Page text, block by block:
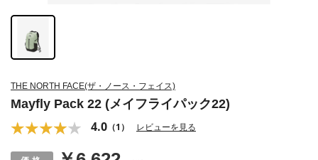
THE NORTH FACE(ザ・ノース・フェイス)
Mayfly Pack 22 (メイフライパック22)
4.0 （1） レビューを見る